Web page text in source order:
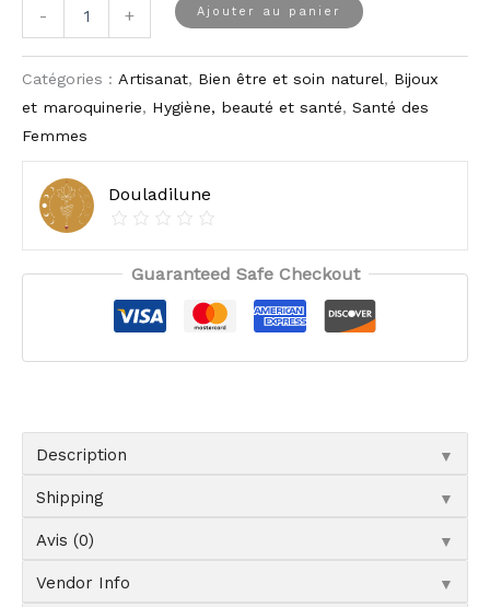
- + Ajouter au panier
Catégories : Artisanat, Bien être et soin naturel, Bijoux
et maroquinerie, Hygiène, beauté et santé, Santé des
Femmes
Douladilune
Guaranteed Safe Checkout
Description ▼
Shipping ▼
Avis (0) ▼
Vendor Info ▼